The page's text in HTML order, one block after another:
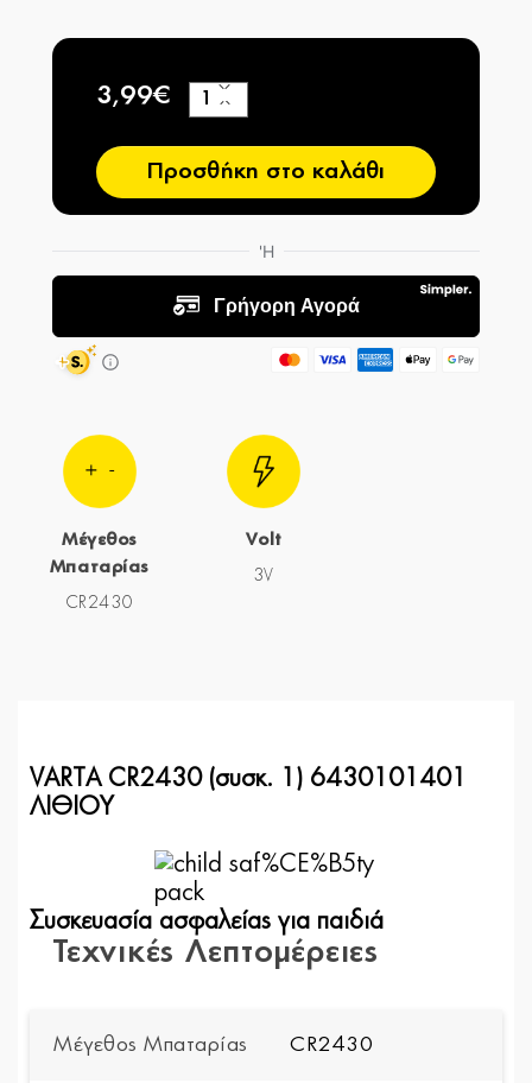
3,99€
−
+
Προσθήκη στο καλάθι
Μέγεθος
Μπαταρίας
CR2430
Volt
3V
VARTA CR2430 (συσκ. 1) 6430101401
ΛΙΘΙΟΥ
Συσκευασία ασφαλείας για παιδιά
Τεχνικές Λεπτομέρειες
Μέγεθος Μπαταρίας CR2430